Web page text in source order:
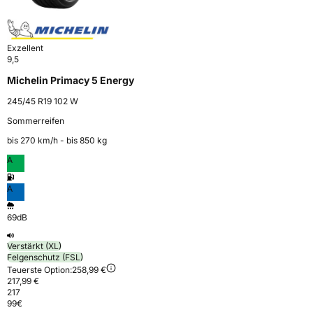
Exzellent
9,5
Michelin Primacy 5 Energy
245/45 R19 102 W
Sommerreifen
bis 270 km⁠/⁠h - bis 850 kg
A
A
69dB
Verstärkt (XL)
Felgenschutz (FSL)
Teuerste Option:258,99 €
217,99 €
217
99€